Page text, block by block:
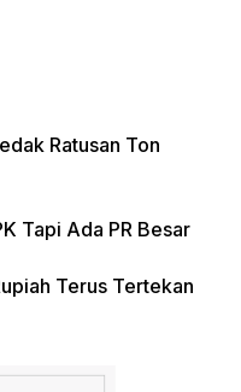
Ratusan Ton
Tapi Ada PR Besar
Terus Tertekan